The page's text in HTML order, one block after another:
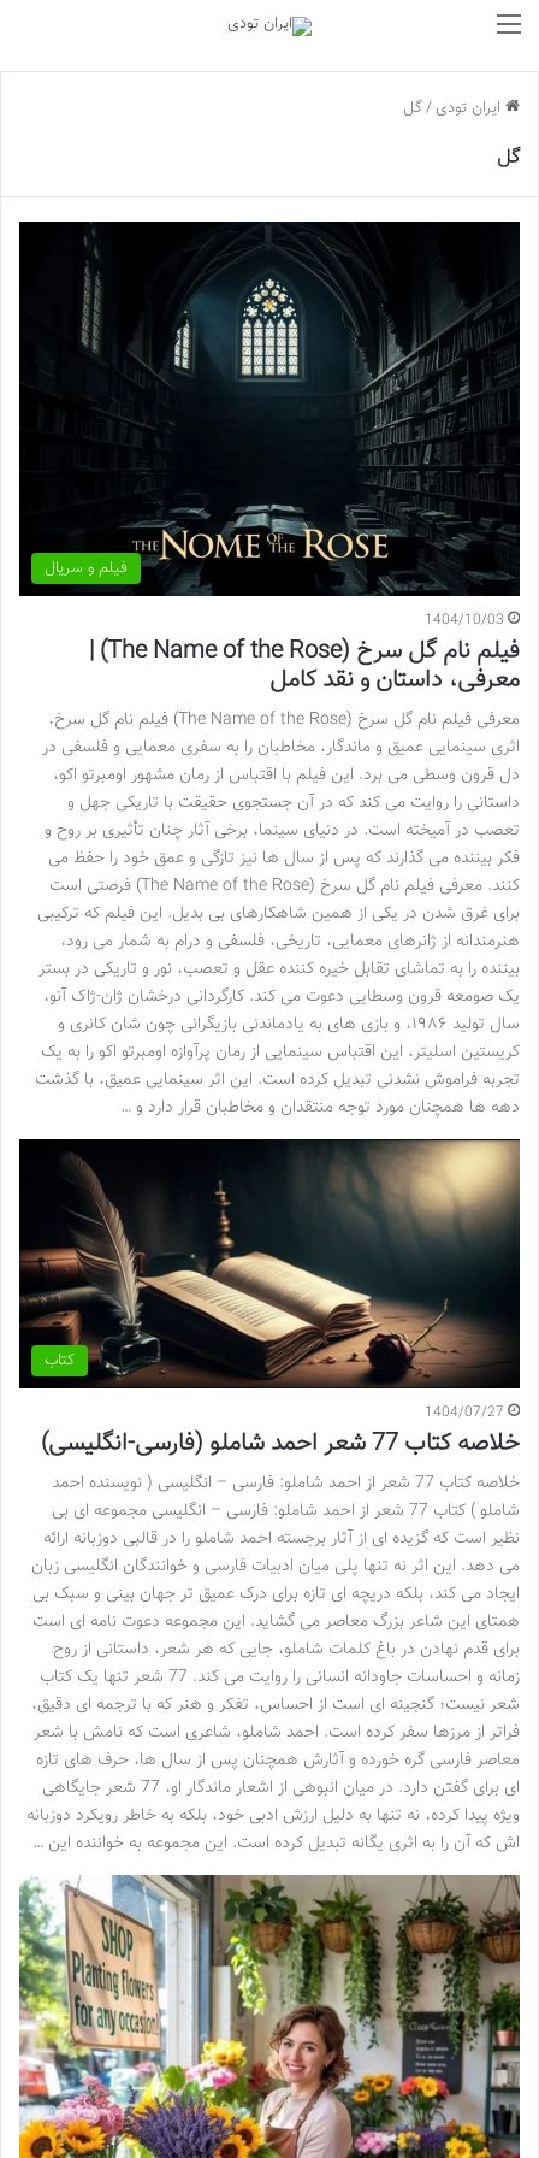
ایران تودی /گل
گل
فیلم و سریال
1404/10/03
فیلم نام گل سرخ (The Name of the Rose) |
معرفی، داستان و نقد کامل
معرفی فیلم نام گل سرخ (The Name of the Rose) فیلم نام گل سرخ،
اثری سینمایی عمیق و ماندگار، مخاطبان را به سفری معمایی و فلسفی در
دل قرون وسطی می برد. این فیلم با اقتباس از رمان مشهور اومبرتو اکو،
داستانی را روایت می کند که در آن جستجوی حقیقت با تاریکی جهل و
تعصب در آمیخته است. در دنیای سینما، برخی آثار چنان تأثیری بر روح و
فکر بیننده می گذارند که پس از سال ها نیز تازگی و عمق خود را حفظ می
کنند. معرفی فیلم نام گل سرخ (The Name of the Rose) فرصتی است
برای غرق شدن در یکی از همین شاهکارهای بی بدیل. این فیلم که ترکیبی
هنرمندانه از ژانرهای معمایی، تاریخی، فلسفی و درام به شمار می رود،
بیننده را به تماشای تقابل خیره کننده عقل و تعصب، نور و تاریکی در بستر
یک صومعه قرون وسطایی دعوت می کند. کارگردانی درخشان ژان-ژاک آنو،
سال تولید ۱۹۸۶، و بازی های به یادماندنی بازیگرانی چون شان کانری و
کریستین اسلیتر، این اقتباس سینمایی از رمان پرآوازه اومبرتو اکو را به یک
تجربه فراموش نشدنی تبدیل کرده است. این اثر سینمایی عمیق، با گذشت
دهه ها همچنان مورد توجه منتقدان و مخاطبان قرار دارد و …
کتاب
1404/07/27
خلاصه کتاب 77 شعر احمد شاملو (فارسی-انگلیسی)
خلاصه کتاب 77 شعر از احمد شاملو: فارسی – انگلیسی ( نویسنده احمد
شاملو ) کتاب 77 شعر از احمد شاملو: فارسی – انگلیسی مجموعه ای بی
نظیر است که گزیده ای از آثار برجسته احمد شاملو را در قالبی دوزبانه ارائه
می دهد. این اثر نه تنها پلی میان ادبیات فارسی و خوانندگان انگلیسی زبان
ایجاد می کند، بلکه دریچه ای تازه برای درک عمیق تر جهان بینی و سبک بی
همتای این شاعر بزرگ معاصر می گشاید. این مجموعه دعوت نامه ای است
برای قدم نهادن در باغ کلمات شاملو، جایی که هر شعر، داستانی از روح
زمانه و احساسات جاودانه انسانی را روایت می کند. 77 شعر تنها یک کتاب
شعر نیست؛ گنجینه ای است از احساس، تفکر و هنر که با ترجمه ای دقیق،
فراتر از مرزها سفر کرده است. احمد شاملو، شاعری است که نامش با شعر
معاصر فارسی گره خورده و آثارش همچنان پس از سال ها، حرف های تازه
ای برای گفتن دارد. در میان انبوهی از اشعار ماندگار او، 77 شعر جایگاهی
ویژه پیدا کرده، نه تنها به دلیل ارزش ادبی خود، بلکه به خاطر رویکرد دوزبانه
اش که آن را به اثری یگانه تبدیل کرده است. این مجموعه به خواننده این …